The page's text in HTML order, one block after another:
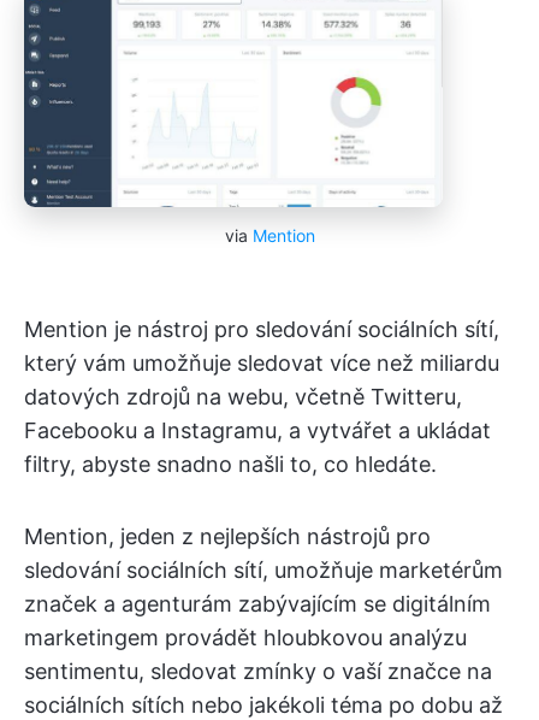
via Mention
Mention je nástroj pro sledování sociálních sítí,
který vám umožňuje sledovat více než miliardu
datových zdrojů na webu, včetně Twitteru,
Facebooku a Instagramu, a vytvářet a ukládat
filtry, abyste snadno našli to, co hledáte.
Mention, jeden z nejlepších nástrojů pro
sledování sociálních sítí, umožňuje marketérům
značek a agenturám zabývajícím se digitálním
marketingem provádět hloubkovou analýzu
sentimentu, sledovat zmínky o vaší značce na
sociálních sítích nebo jakékoli téma po dobu až